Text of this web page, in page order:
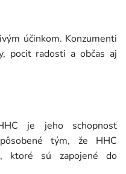
účinkom. Konzumenti
pocit radosti a občas aj
je jeho schopnosť
tým, že HHC
ktoré sú zapojené do